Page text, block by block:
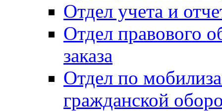
Отдел учета и
Отдел правового
заказа
Отдел по
гражданской